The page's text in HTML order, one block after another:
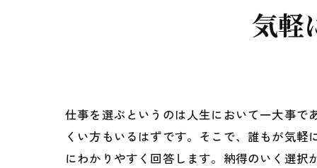
気軽
仕事を選ぶというのは人生において一大事
くい方もいるはずです。そこで、誰もが気
にわかりやすく回答します。納得のいく選